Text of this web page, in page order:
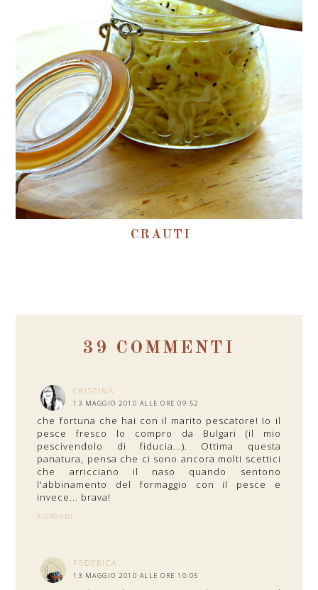
CRAUTI
39 COMMENTI
CRISTINA
13 MAGGIO 2010 ALLE ORE 09:52
che fortuna che hai con il marito pescatore! Io il
pesce fresco lo compro da Bulgari (il mio
pescivendolo di fiducia...). Ottima questa
panatura, pensa che ci sono ancora molti scettici
che arricciano il naso quando sentono
l'abbinamento del formaggio con il pesce e
invece... brava!
RISPONDI
FEDERICA
13 MAGGIO 2010 ALLE ORE 10:05